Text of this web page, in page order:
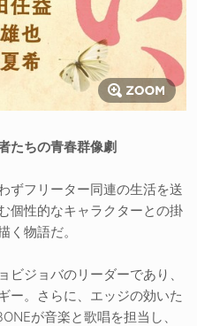
たちの青春群像劇
ずフリーター同連の生活を送
個性的なキャラクターとの掛
く物語だ。
ジョバのリーダーであり、
ー。さらに、エッジの効いた
が音楽と歌唱を担当し、